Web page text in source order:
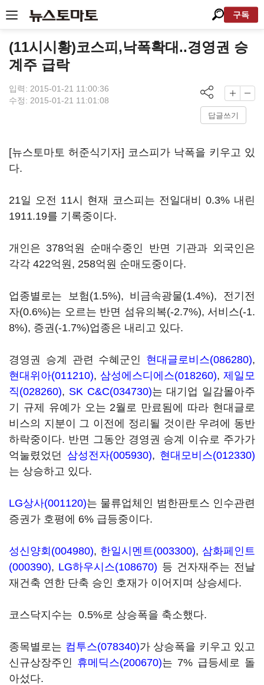
구독
(11시시황)코스피,낙폭확대..경영권 승
계주 급락
입력: 2015-01-21 11:00:36
수정: 2015-01-21 11:01:08
답글쓰기
[뉴스토마토 허준식기자] 코스피가 낙폭을 키우고 있
다.
21일 오전 11시 현재 코스피는 전일대비 0.3% 내린
1911.19를 기록중이다.
개인은 378억원 순매수중인 반면 기관과 외국인은
각각 422억원, 258억원 순매도중이다.
업종별로는 보험(1.5%), 비금속광물(1.4%), 전기전
자(0.6%)는 오르는 반면 섬유의복(-2.7%), 서비스(-1.
8%), 증권(-1.7%)업종은 내리고 있다.
경영권 승계 관련 수혜군인 현대글로비스(086280),
현대위아(011210), 삼성에스디에스(018260), 제일모
직(028260), SK C&C(034730)는 대기업 일감몰아주
기 규제 유예가 오는 2월로 만료됨에 따라 현대글로
비스의 지분이 그 이전에 정리될 것이란 우려에 동반
하락중이다. 반면 그동안 경영권 승계 이슈로 주가가
억눌렸었던 삼성전자(005930), 현대모비스(012330)
는 상승하고 있다.
LG상사(001120)는 물류업체인 범한판토스 인수관련
증권가 호평에 6% 급등중이다.
성신양회(004980), 한일시멘트(003300), 삼화페인트
(000390), LG하우시스(108670) 등 건자재주는 전날
재건축 연한 단축 승인 호재가 이어지며 상승세다.
코스닥지수는 0.5%로 상승폭을 축소했다.
종목별로는 컴투스(078340)가 상승폭을 키우고 있고
신규상장주인 휴메딕스(200670)는 7% 급등세로 돌
아섰다.